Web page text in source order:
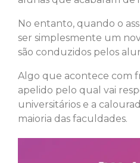
No entanto, quando o
ser simplesmente um
são conduzidos pelos
Algo que acontece com
apelido pelo qual vai
universitários e a
maioria das faculdades.